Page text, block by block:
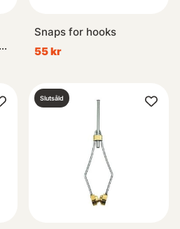
Snaps for hooks
55 kr
Slutsåld